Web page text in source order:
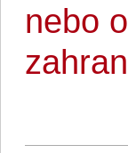
nebo